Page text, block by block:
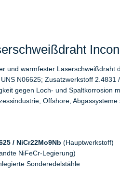
und warmfester Laserschweißdraht
N06625; Zusatzwerkstoff
gegen Loch- und Spaltkorrosion
Offshore, Abgassysteme
/ NiCr22Mo9Nb (Hauptwerkstoff)
NiFeCr-Legierung)
Sonderedelstähle